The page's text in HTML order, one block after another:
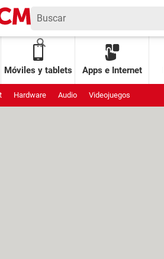
Móviles y tablets Apps e Internet
Hardware Audio Videojuegos